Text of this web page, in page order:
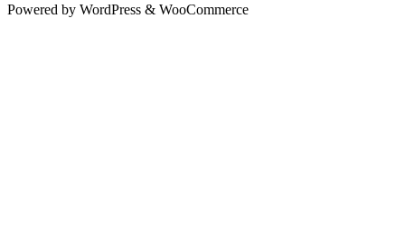
Powered by WordPress & WooCommerce